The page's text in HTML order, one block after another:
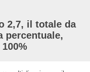
2,7, il totale da
percentuale,